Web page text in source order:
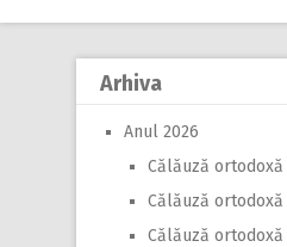
Arhiva
Anul 2026
Călăuză ortodoxă
Călăuză ortodoxă
Călăuză ortodoxă